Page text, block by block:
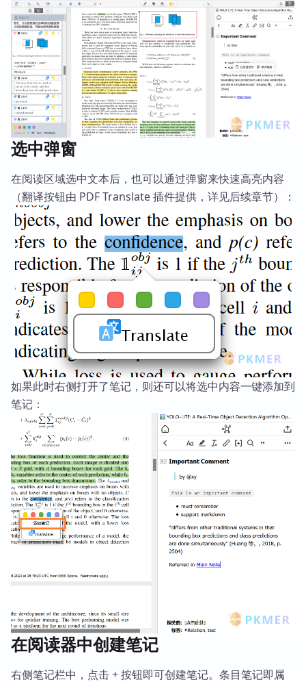
选中弹窗
在阅读区域选中文本后，也可以通过弹窗来快速高亮内容
（翻译按钮由 PDF Translate 插件提供，详见后续章节）：
如果此时右侧打开了笔记，则还可以将选中内容一键添加到
笔记：
在阅读器中创建笔记
右侧笔记栏中，点击 + 按钮即可创建笔记。条目笔记即属